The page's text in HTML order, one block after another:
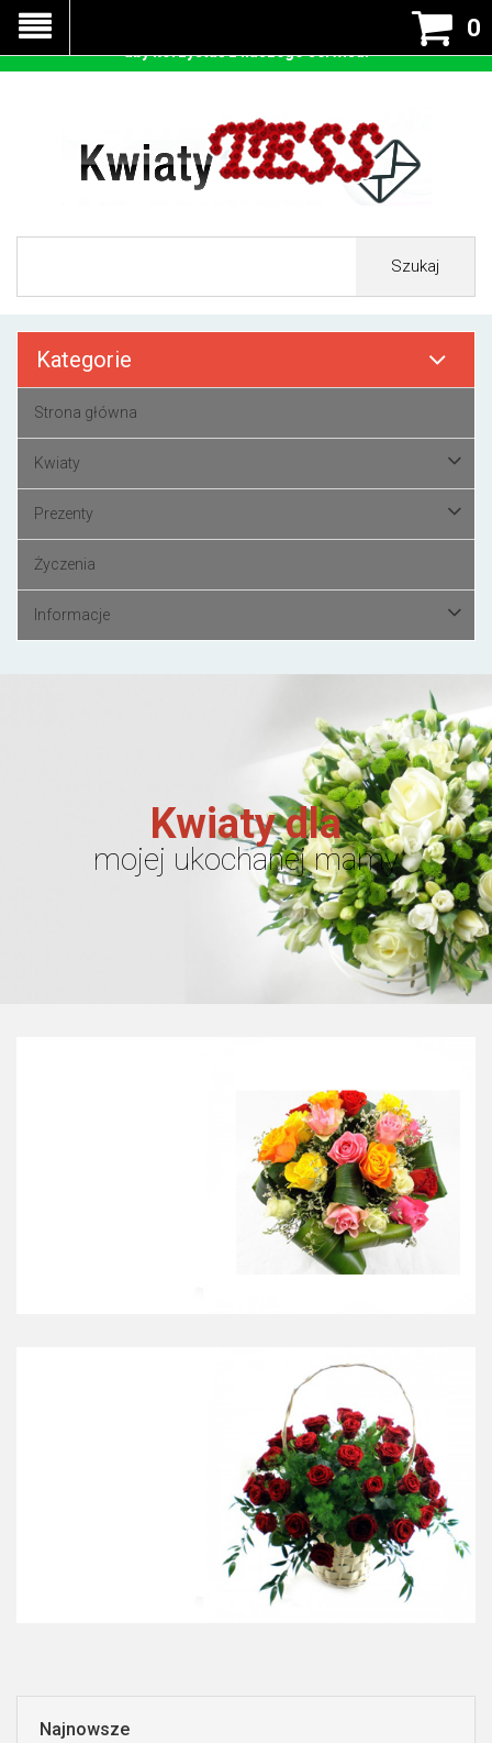
0
Szukaj
Kategorie
Strona główna
Kwiaty
Prezenty
Życzenia
Informacje
Kwiaty dla
mojej ukochanej mamy
Najnowsze
Nasza strona korzysta z cookies - czyli tzw ciastek w celu
prawidłowego działania. Zaakceptuj przyjmowanie cookies
aby korzystać z naszego serwisu.